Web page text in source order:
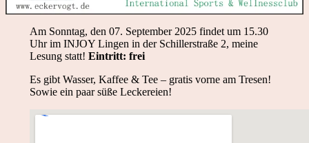
Am Sonntag, den 07. September 2025 findet um 15.30
Uhr im INJOY Lingen in der Schillerstraße 2, meine
Lesung statt! Eintritt: frei
Es gibt Wasser, Kaffee & Tee – gratis vorne am Tresen!
Sowie ein paar süße Leckereien!